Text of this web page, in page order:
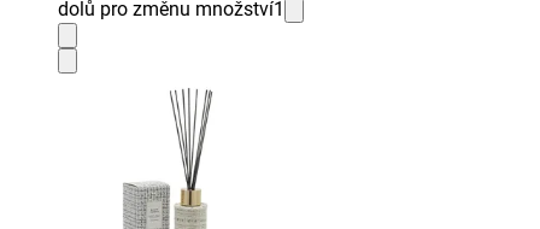
dolů pro změnu množství1